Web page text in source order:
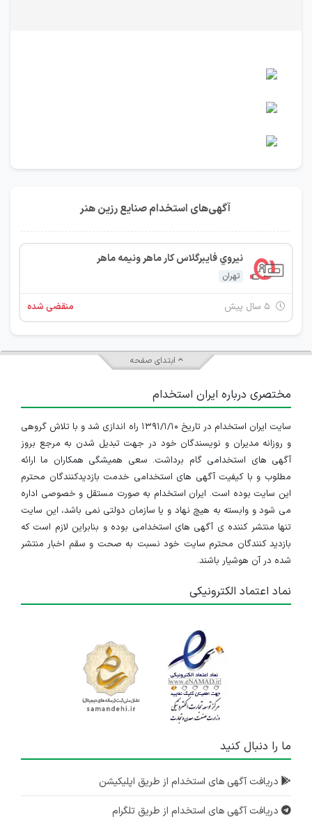
آگهی‌های استخدام صنايع رزين هنر
نيروي فايبرگلاس كار ماهر ونيمه ماهر
تهران
منقضی شده
ابتدای صفحه
مختصری درباره ایران استخدام
سایت ایران استخدام در تاریخ ۱۳۹۱/۱/۱۰ راه اندازی شد و با تلاش گروهی
و روزانه مدیران و نویسندگان خود در جهت تبدیل شدن به مرجع بروز
آگهی های استخدامی گام برداشت. سعی همیشگی همکاران ما ارائه
مطلوب و با کیفیت آگهی های استخدامی خدمت بازدیدکنندگان محترم
این سایت بوده است. ایران استخدام به صورت مستقل و خصوصی اداره
می شود و وابسته به هیچ نهاد و یا سازمان دولتی نمی باشد، این سایت
تنها منتشر کننده ی آگهی های استخدامی بوده و بنابراین لازم است که
بازدید کنندگان محترم سایت خود نسبت به صحت و سقم اخبار منتشر
شده در آن هوشیار باشند.
نماد اعتماد الکترونیکی
ما را دنبال کنید
دریافت آگهی های استخدام از طریق اپلیکیشن
دریافت آگهی های استخدام از طریق تلگرام